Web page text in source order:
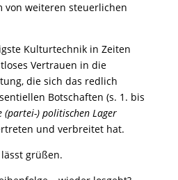
von weiteren steuerlichen
Kulturtechnik in Zeiten
Vertrauen in die
die sich das redlich
Botschaften (s. 1. bis
(partei-) politischen Lager
und verbreitet hat.
grüßen.